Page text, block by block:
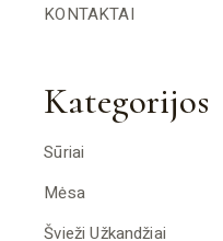
KONTAKTAI
Kategorijos
Sūriai
Mėsa
Švieži Užkandžiai